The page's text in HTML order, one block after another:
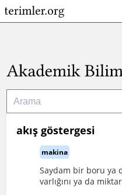
akış göstergesi
makina
Saydam bir boru ya
varlığını ya da